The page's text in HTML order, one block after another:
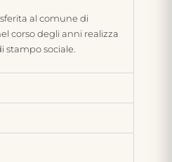
al comune di
corso degli anni realizza
stampo sociale.